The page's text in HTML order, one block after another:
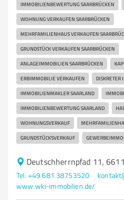
IMMOBILIENBEWERTUNG SAARBRÜCKEN
WOHNUNG VERKAUFEN SAARBRÜCKEN
MEHRFAMILIENHAUS VERKAUFEN
GRUNDSTÜCK VERKAUFEN SAARBRÜCKEN
ANLAGEIMMOBILIEN SAARBRÜCKEN
ERBIMMOBILIE VERKAUFEN
IMMOBILIENMAKLER SAARLAND
IMMOBILIENBEWERTUNG SAARLAND
WOHNUNGSVERKAUF
GRUNDSTÜCKSVERKAUF
Deutschherrnpfad 11,
Tel. +49 681 38753520
www.wki-immobilien.de/